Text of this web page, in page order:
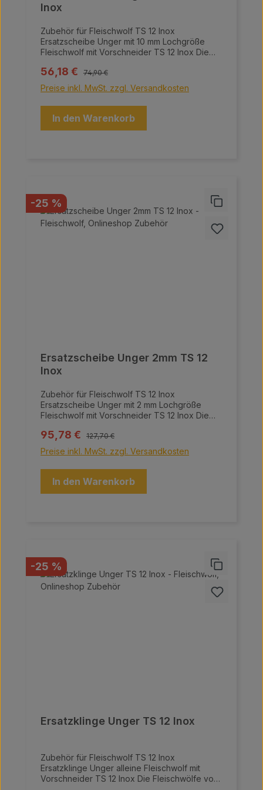
Inox
Zubehör für Fleischwolf TS 12 Inox
Ersatzscheibe Unger mit 10 mm Lochgröße
Fleischwolf mit Vorschneider TS 12 Inox Die
ihre hochwertige Bauweise und innovative
Technologie, ideal für die professionelle
Fleischverarbeitung. Sie bestehen aus einer
hochqualitativen Aluminiumlegierung sowie
einem Grundgehäuse, einer Schnecke, einem
Verkaufspreis:
56,18 € Regulärer Preis:
74,90 €
Preise inkl. MwSt. zzgl. Versandkosten
In den Warenkorb
Rabatt
-25 %
Ersatzscheibe Unger 2mm TS 12
Inox
Zubehör für Fleischwolf TS 12 Inox
Ersatzscheibe Unger mit 2 mm Lochgröße
Fleischwolf mit Vorschneider TS 12 Inox Die
ihre hochwertige Bauweise und innovative
Technologie, ideal für die professionelle
Fleischverarbeitung. Sie bestehen aus einer
hochqualitativen Aluminiumlegierung sowie
einem Grundgehäuse, einer Schnecke, einem
Verkaufspreis:
95,78 € Regulärer Preis:
127,70 €
Preise inkl. MwSt. zzgl. Versandkosten
In den Warenkorb
Rabatt
-25 %
Ersatzklinge Unger TS 12 Inox
Zubehör für Fleischwolf TS 12 Inox
Ersatzklinge Unger alleine Fleischwolf mit
Vorschneider TS 12 Inox Die Fleischwölfe von